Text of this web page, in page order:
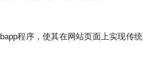
程序，使其在网站页面上实现传统